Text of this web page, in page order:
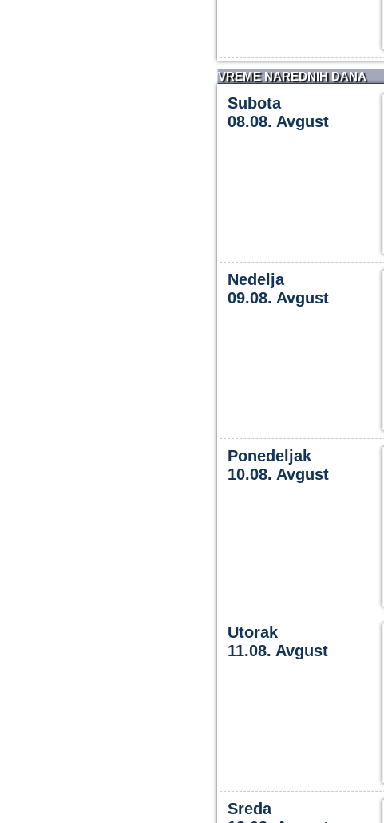
VREME NAREDNIH DANA
Subota
08.08. Avgust
Nedelja
09.08. Avgust
Ponedeljak
10.08. Avgust
Utorak
11.08. Avgust
Sreda